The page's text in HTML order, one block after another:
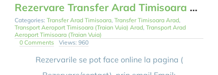
Rezervare Transfer Arad Timisoara Aeroport
Categories: Transfer Arad Timisoara, Transfer Timisoara Arad,
Transport Aeroport Timisoara (Traian Vuia) Arad, Transport Arad
Aeroport Timisoara (Traian Vuia)
0 Commentson
Rezervare
Transfer
Arad
Views: 960
Rezervarile se pot face online la pagina (